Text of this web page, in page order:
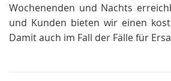
Wochenenden und Nachts
und Kunden bieten wir einen
Damit auch im Fall der Fälle für